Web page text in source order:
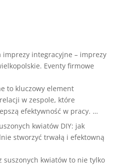
imprezy integracyjne – imprezy
Eventy firmowe
to kluczowy element
w zespole, które
efektywność w pracy. …
kwiatów DIY: jak
stworzyć trwałą i efektowną
suszonych kwiatów to nie tylko